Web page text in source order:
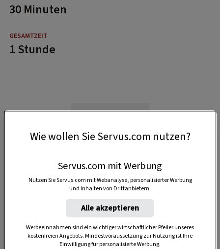
30 Minuten
1 Stunde
Wie wollen Sie Servus.com nutzen?
Servus.com mit Werbung
Nutzen Sie Servus.com mit Webanalyse, personalisierter Werbung
und Inhalten von Drittanbietern.
Alle akzeptieren
Werbeeinnahmen sind ein wichtiger wirtschaftlicher Pfeiler unseres
kostenfreien Angebots. Mindestvoraussetzung zur Nutzung ist Ihre
Einwilligung für personalisierte Werbung.